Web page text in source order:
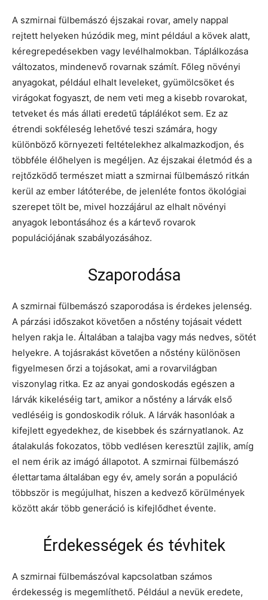
A szmirnai fülbemászó éjszakai rovar, amely nappal
rejtett helyeken húzódik meg, mint például a kövek alatt,
kéregrepedésekben vagy levélhalmokban. Táplálkozása
változatos, mindenevő rovarnak számít. Főleg növényi
anyagokat, például elhalt leveleket, gyümölcsöket és
virágokat fogyaszt, de nem veti meg a kisebb rovarokat,
tetveket és más állati eredetű táplálékot sem. Ez az
étrendi sokféleség lehetővé teszi számára, hogy
különböző környezeti feltételekhez alkalmazkodjon, és
többféle élőhelyen is megéljen. Az éjszakai életmód és a
rejtőzködő természet miatt a szmirnai fülbemászó ritkán
kerül az ember látóterébe, de jelenléte fontos ökológiai
szerepet tölt be, mivel hozzájárul az elhalt növényi
anyagok lebontásához és a kártevő rovarok
populációjának szabályozásához.
Szaporodása
A szmirnai fülbemászó szaporodása is érdekes jelenség.
A párzási időszakot követően a nőstény tojásait védett
helyen rakja le. Általában a talajba vagy más nedves, sötét
helyekre. A tojásrakást követően a nőstény különösen
figyelmesen őrzi a tojásokat, ami a rovarvilágban
viszonylag ritka. Ez az anyai gondoskodás egészen a
lárvák kikeléséig tart, amikor a nőstény a lárvák első
vedléséig is gondoskodik róluk. A lárvák hasonlóak a
kifejlett egyedekhez, de kisebbek és szárnyatlanok. Az
átalakulás fokozatos, több vedlésen keresztül zajlik, amíg
el nem érik az imágó állapotot. A szmirnai fülbemászó
élettartama általában egy év, amely során a populáció
többször is megújulhat, hiszen a kedvező körülmények
között akár több generáció is kifejlődhet évente.
Érdekességek és tévhitek
A szmirnai fülbemászóval kapcsolatban számos
érdekesség is megemlíthető. Például a nevük eredete,